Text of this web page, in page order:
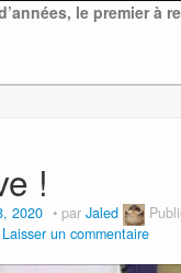
le premier à
!
2020 par Jaled
Laisser un commentaire